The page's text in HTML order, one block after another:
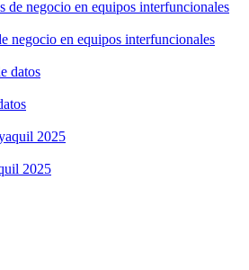
negocio en equipos interfuncionales
2025